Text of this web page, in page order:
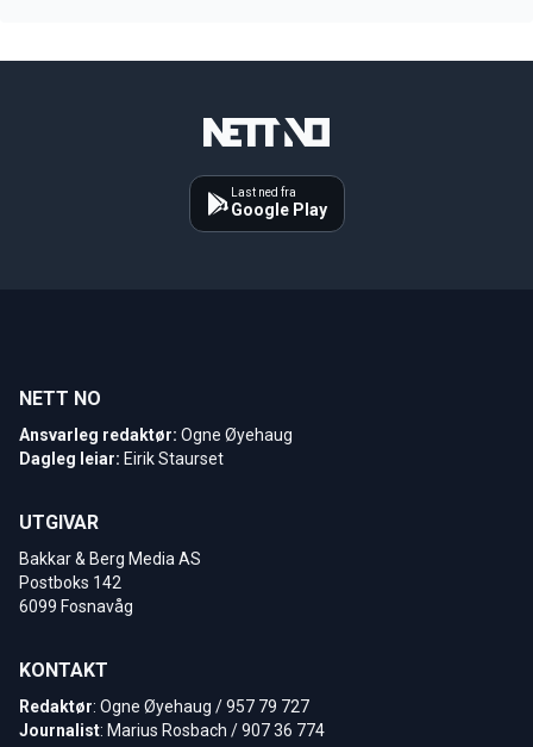
Last ned fra
Google Play
NETT NO
Ansvarleg redaktør: Ogne Øyehaug
Dagleg leiar: Eirik Staurset
UTGIVAR
Bakkar & Berg Media AS
Postboks 142
6099 Fosnavåg
KONTAKT
Redaktør: Ogne Øyehaug / 957 79 727
Journalist: Marius Rosbach / 907 36 774